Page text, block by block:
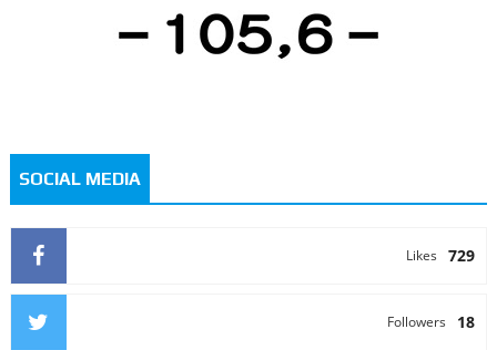
SOCIAL MEDIA
729
Likes
18
Followers